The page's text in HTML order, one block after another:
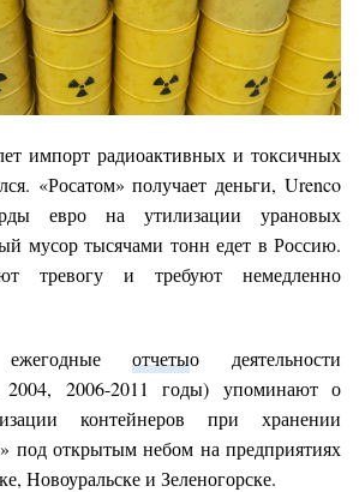
импорт радиоактивных и токсичных
«Росатом» получает деньги, Urenco
евро на утилизации урановых
мусор тысячами тонн едет в Россию.
тревогу и требуют немедленно
отчетыо деятельности
2004, 2006-2011 годы) упоминают о
контейнеров при хранении
под открытым небом на предприятиях
Новоуральске и Зеленогорске.